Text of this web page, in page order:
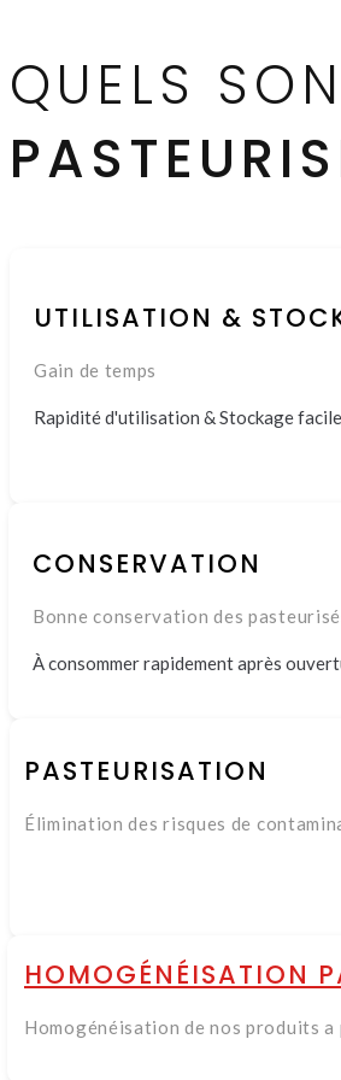
QUELS
UTILISATION &
Gain de temps
Rapidité d'utilisation & Stockage facile
CONSERVATION
Bonne conservation des
À consommer rapidement après
PASTEURISATION
Élimination des risques de
HOMOGÉNÉISATION
Homogénéisation de nos produits